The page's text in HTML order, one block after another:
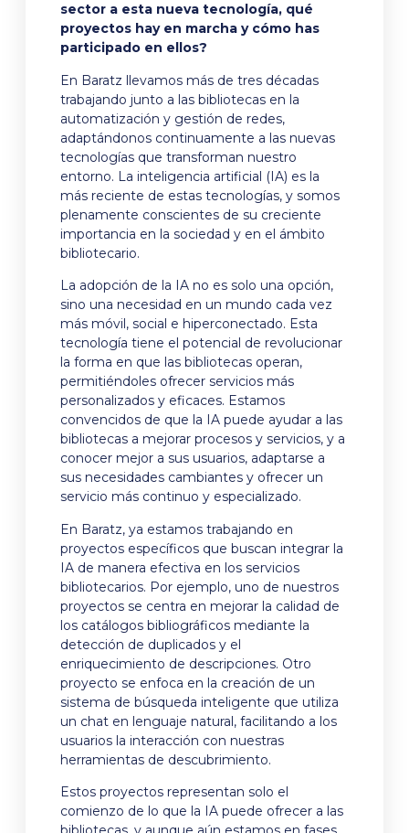
sector a esta nueva tecnología, qué
proyectos hay en marcha y cómo has
participado en ellos?
En Baratz llevamos más de tres décadas
trabajando junto a las bibliotecas en la
automatización y gestión de redes,
adaptándonos continuamente a las nuevas
tecnologías que transforman nuestro
entorno. La inteligencia artificial (IA) es la
más reciente de estas tecnologías, y somos
plenamente conscientes de su creciente
importancia en la sociedad y en el ámbito
bibliotecario.
La adopción de la IA no es solo una opción,
sino una necesidad en un mundo cada vez
más móvil, social e hiperconectado. Esta
tecnología tiene el potencial de revolucionar
la forma en que las bibliotecas operan,
permitiéndoles ofrecer servicios más
personalizados y eficaces. Estamos
convencidos de que la IA puede ayudar a las
bibliotecas a mejorar procesos y servicios, y a
conocer mejor a sus usuarios, adaptarse a
sus necesidades cambiantes y ofrecer un
servicio más continuo y especializado.
En Baratz, ya estamos trabajando en
proyectos específicos que buscan integrar la
IA de manera efectiva en los servicios
bibliotecarios. Por ejemplo, uno de nuestros
proyectos se centra en mejorar la calidad de
los catálogos bibliográficos mediante la
detección de duplicados y el
enriquecimiento de descripciones. Otro
proyecto se enfoca en la creación de un
sistema de búsqueda inteligente que utiliza
un chat en lenguaje natural, facilitando a los
usuarios la interacción con nuestras
herramientas de descubrimiento.
Estos proyectos representan solo el
comienzo de lo que la IA puede ofrecer a las